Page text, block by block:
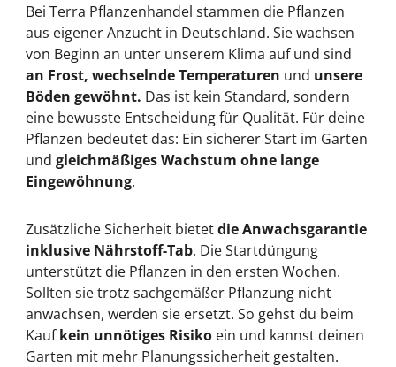
Bei Terra Pflanzenhandel stammen die Pflanzen
aus eigener Anzucht in Deutschland. Sie wachsen
von Beginn an unter unserem Klima auf und sind
an Frost, wechselnde Temperaturen und unsere
Böden gewöhnt. Das ist kein Standard, sondern
eine bewusste Entscheidung für Qualität. Für deine
Pflanzen bedeutet das: Ein sicherer Start im Garten
und gleichmäßiges Wachstum ohne lange
Eingewöhnung.
Zusätzliche Sicherheit bietetdie Anwachsgarantie
inklusive Nährstoff-Tab. Die Startdüngung
unterstützt die Pflanzen in den ersten Wochen.
Sollten sie trotz sachgemäßer Pflanzung nicht
anwachsen, werden sie ersetzt. So gehst du beim
Kaufkein unnötiges Risiko ein und kannst deinen
Garten mit mehr Planungssicherheit gestalten.